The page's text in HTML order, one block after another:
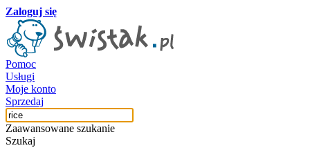
Zaloguj się
Pomoc
Usługi
Moje konto
Sprzedaj
Zaawansowane szukanie
Szukaj